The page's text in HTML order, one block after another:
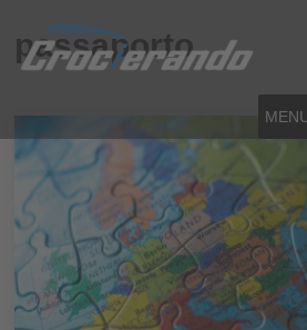
passaporto